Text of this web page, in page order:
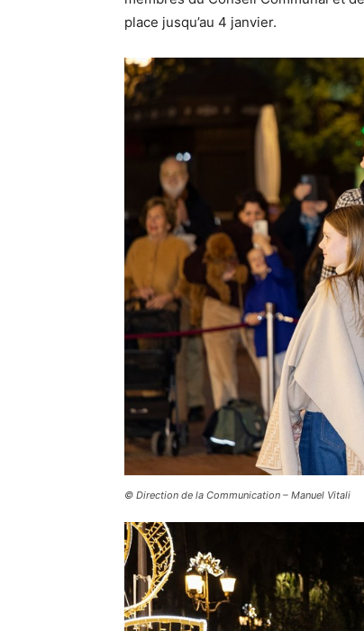
place jusqu’au 4 janvier.
© Direction de la Communication – Manuel Vitali